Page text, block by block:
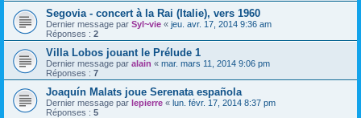
Segovia - concert à la Rai (Italie), vers 1960
Dernier message par Syl~vie « jeu. avr. 17, 2014 9:36 am
Réponses : 2
Villa Lobos jouant le Prélude 1
Dernier message par alain « mar. mars 11, 2014 9:06 pm
Réponses : 7
Joaquín Malats joue Serenata española
Dernier message par lepierre « lun. févr. 17, 2014 8:37 pm
Réponses : 5